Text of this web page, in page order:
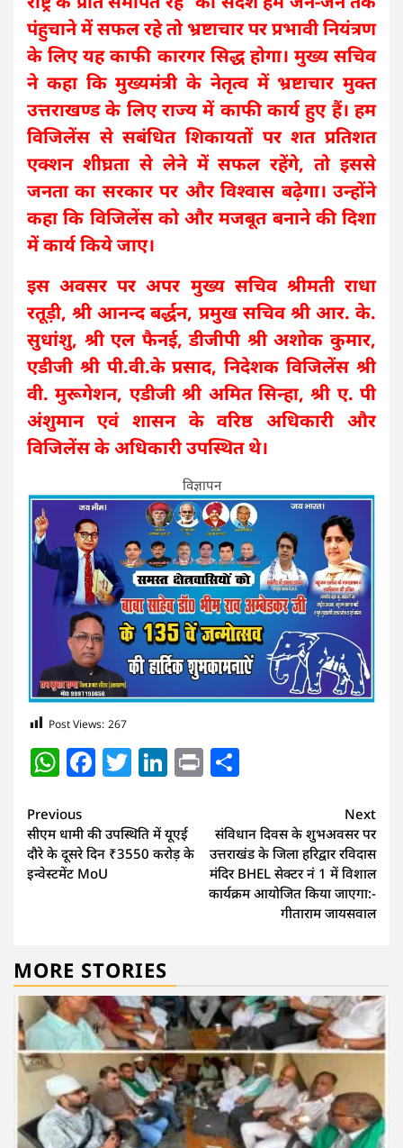
पंहुचाने में सफल रहे तो भ्रष्टाचार पर प्रभावी नियंत्रण
के लिए यह काफी कारगर सिद्ध होगा। मुख्य सचिव
ने कहा कि मुख्यमंत्री के नेतृत्व में भ्रष्टाचार मुक्त
उत्तराखण्ड के लिए राज्य में काफी कार्य हुए हैं। हम
विजिलेंस से सबंधित शिकायतों पर शत प्रतिशत
एक्शन शीघ्रता से लेने में सफल रहेंगे, तो इससे
जनता का सरकार पर और विश्वास बढ़ेगा। उन्होंने
कहा कि विजिलेंस को और मजबूत बनाने की दिशा
में कार्य किये जाए।
इस अवसर पर अपर मुख्य सचिव श्रीमती राधा
रतूड़ी, श्री आनन्द बर्द्धन, प्रमुख सचिव श्री आर. के.
सुधांशु, श्री एल फैनई, डीजीपी श्री अशोक कुमार,
एडीजी श्री पी.वी.के प्रसाद, निदेशक विजिलेंस श्री
वी. मुरूगेशन, एडीजी श्री अमित सिन्हा, श्री ए. पी
अंशुमान एवं शासन के वरिष्ठ अधिकारी और
विजिलेंस के अधिकारी उपस्थित थे।
विज्ञापन
Post Views: 267
WhatsApp
Facebook
Twitter
LinkedIn
Print
Continue
Reading
Previous
सीएम धामी की उपस्थिति में यूएई
दौरे के दूसरे दिन ₹3550 करोड़ के
इन्वेस्टमेंट MoU
Next
संविधान दिवस के शुभअवसर पर
उत्तराखंड के जिला हरिद्वार रविदास
मंदिर BHEL सेक्टर नं 1 में विशाल
कार्यक्रम आयोजित किया जाएगा:-
गीताराम जायसवाल
MORE STORIES